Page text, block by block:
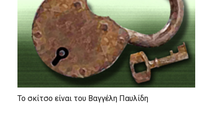
Το σκίτσο είναι του Βαγγέλη Παυλίδη